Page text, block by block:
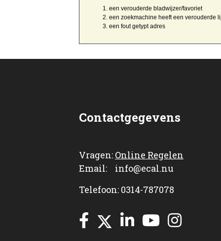
een verouderde bladwijzer/favoriet
een zoekmachine heeft een verouderde
een fout getyptadres
Contactgegevens
Vragen: Online Regelen
Email: info@ecal.nu
Telefoon: 0314-787078